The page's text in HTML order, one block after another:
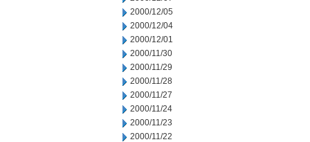
2000/12/05
2000/12/04
2000/12/01
2000/11/30
2000/11/29
2000/11/28
2000/11/27
2000/11/24
2000/11/23
2000/11/22